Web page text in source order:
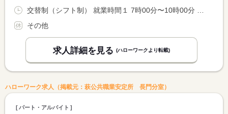
交替制（シフト制） 就業時間１ 7時00分〜10時00分 就業時間２ 16時00分〜19時00分 就業時間に関する特記事項 シフト制（希望曜日・時間相談調整可）
その他
求人詳細を見る (ハローワークより転載)
ハローワーク求人（掲載元：萩公共職業安定所 長門分室）
パート・アルバイト